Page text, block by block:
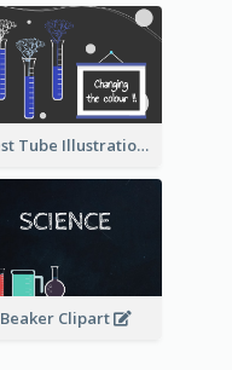
Test Tube Illustration
Beaker Clipart